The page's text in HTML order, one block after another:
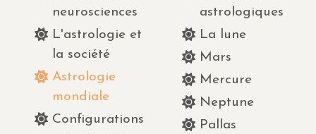
neurosciences
L'astrologie et
la société
Astrologie
mondiale
Configurations
astrologiques
La lune
Mars
Mercure
Neptune
Pallas